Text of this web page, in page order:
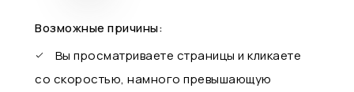
Возможные причины:
Вы просматриваете страницы и кликаете
со скоростью, намного превышающую